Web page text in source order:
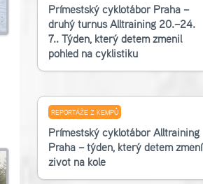
Příměstský cyklotábor Praha –
druhý turnus Alltraining 20.–24.
7.. Týden, který dětem změnil
pohled na cyklistiku
REPORTÁŽE Z KEMPŮ
Příměstský cyklotábor Alltraining
Praha – týden, který dětem změní
život na kole